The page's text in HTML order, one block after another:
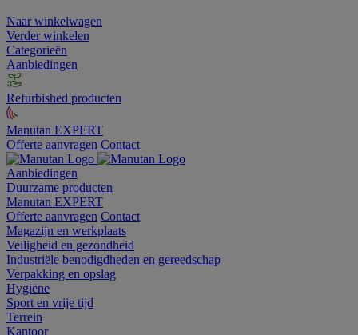
Naar winkelwagen
Verder winkelen
Categorieën
Aanbiedingen
Refurbished producten
Manutan EXPERT
Offerte aanvragen Contact
Aanbiedingen
Duurzame producten
Manutan EXPERT
Offerte aanvragen Contact
Magazijn en werkplaats
Veiligheid en gezondheid
Industriële benodigdheden en gereedschap
Verpakking en opslag
Hygiëne
Sport en vrije tijd
Terrein
Kantoor